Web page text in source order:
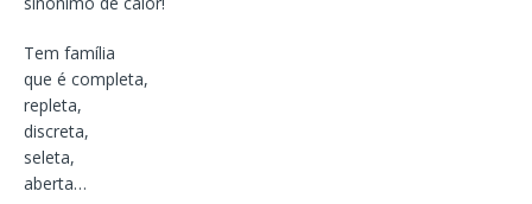
Tem família
que é completa,
repleta,
discreta,
seleta,
aberta…